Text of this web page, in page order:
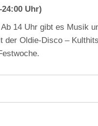
Uhr)
14 Uhr gibt es Musik
Oldie‑Disco –